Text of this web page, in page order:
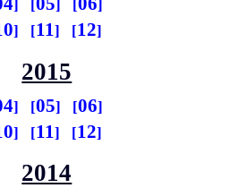
11 12
2015
05
06
11 12
2014